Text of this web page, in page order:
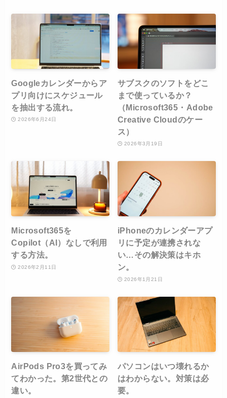
Googleカレンダーからア
プリ向けにスケジュール
を抽出する流れ。
2026年6月24日
サブスクのソフトをどこ
まで使っているか？
（Microsoft365・Adobe
Creative Cloudのケー
ス）
2026年3月19日
Microsoft365を
Copilot（AI）なしで利用
する方法。
2026年2月11日
iPhoneのカレンダーアプ
リに予定が連携されな
い…その解決策はキホ
ン。
2026年1月21日
AirPods Pro3を買ってみ
てわかった。第2世代との
違い。
パソコンはいつ壊れるか
はわからない。対策は必
要。